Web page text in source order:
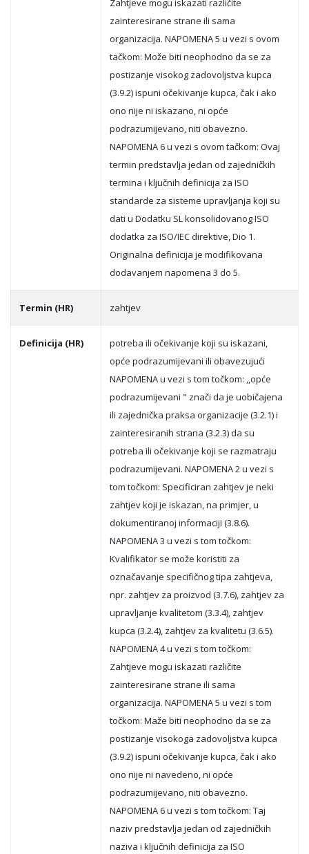
Zahtjeve mogu iskazati različite
zainteresirane strane ili sama
organizacija. NAPOMENA 5 u vezi s ovom
tačkom: Može biti neophodno da se za
postizanje visokog zadovoljstva kupca
(3.9.2) ispuni očekivanje kupca, čak i ako
ono nije ni iskazano, ni opće
podrazumijevano, niti obavezno.
NAPOMENA 6 u vezi s ovom tačkom: Ovaj
termin predstavlja jedan od zajedničkih
termina i ključnih definicija za ISO
standarde za sisteme upravljanja koji su
dati u Dodatku SL konsolidovanog ISO
dodatka za ISO/IEC direktive, Dio 1.
Originalna definicija je modifikovana
dodavanjem napomena 3 do 5.
Termin (HR) zahtjev
Definicija (HR)
potreba ili očekivanje koji su iskazani,
opće podrazumijevani ili obavezujući
NAPOMENA u vezi s tom točkom: ,,opće
podrazumijevani " znači da je uobičajena
ili zajednička praksa organizacije (3.2.1) i
zainteresiranih strana (3.2.3) da su
potreba ili očekivanje koji se razmatraju
podrazumijevani. NAPOMENA 2 u vezi s
tom točkom: Specificiran zahtjev je neki
zahtjev koji je iskazan, na primjer, u
dokumentiranoj informaciji (3.8.6).
NAPOMENA 3 u vezi s tom točkom:
Kvalifikator se može koristiti za
označavanje specifičnog tipa zahtjeva,
npr. zahtjev za proizvod (3.7.6), zahtjev za
upravljanje kvalitetom (3.3.4), zahtjev
kupca (3.2.4), zahtjev za kvalitetu (3.6.5).
NAPOMENA 4 u vezi s tom točkom:
Zahtjeve mogu iskazati različite
zainteresirane strane ili sama
organizacija. NAPOMENA 5 u vezi s tom
točkom: Maže biti neophodno da se za
postizanje visokoga zadovoljstva kupca
(3.9.2) ispuni očekivanje kupca, čak i ako
ono nije ni navedeno, ni opće
podrazumijevano, niti obavezno.
NAPOMENA 6 u vezi s tom točkom: Taj
naziv predstavlja jedan od zajedničkih
naziva i ključnih definicija za ISO